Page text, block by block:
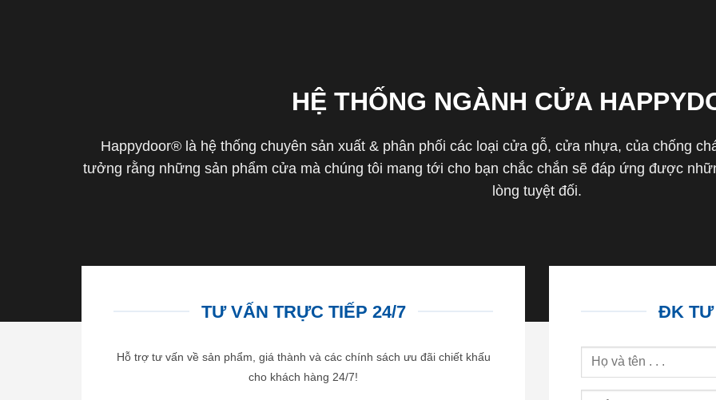
HỆ THỐNG NGÀNH CỬA
Happydoor® là hệ thống chuyên sản xuất & phân phối các loại cửa gỗ, cửa nhựa, của chống
tưởng rằng những sản phẩm cửa mà chúng tôi mang tới cho bạn chắc chắn sẽ đáp ứng được
lòng tuyệt đối.
TƯ VẤN TRỰC TIẾP 24/7
Hỗ trợ tư vấn về sản phẩm, giá thành và các chính sách ưu đãi chiết khấu
cho khách hàng 24/7!
ĐK TƯ